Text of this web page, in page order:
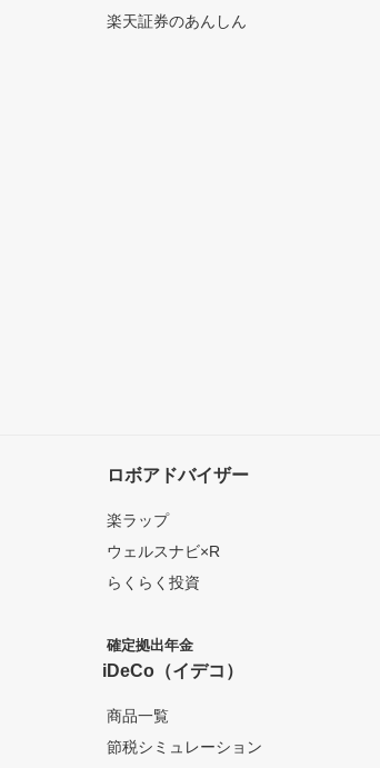
楽天証券のあんしん
ロボアドバイザー
楽ラップ
ウェルスナビ×R
らくらく投資
確定拠出年金
iDeCo（イデコ）
商品一覧
節税シミュレーション